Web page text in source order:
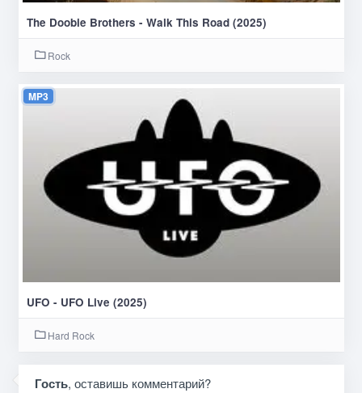
The Doobie Brothers - Walk This Road (2025)
Rock
MP3
UFO - UFO Live (2025)
Hard Rock
Гость, оставишь комментарий?